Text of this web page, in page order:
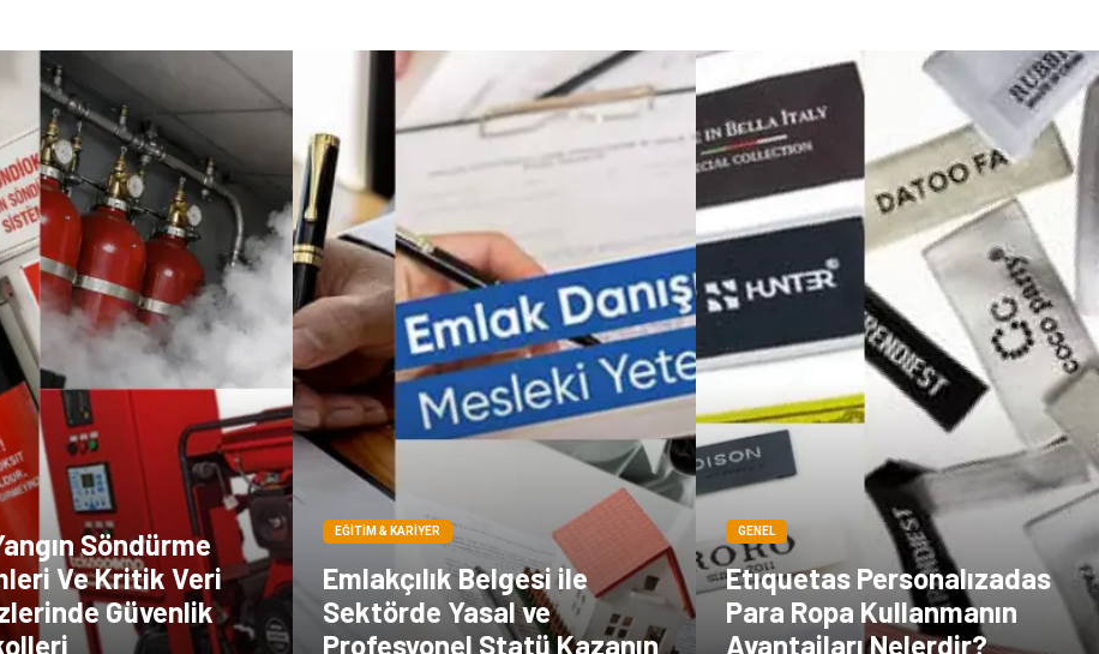
Söndürme
Ve Kritik Veri
Güvenlik
EĞITIM & KARIYER
Emlakçılık Belgesi ile
Sektörde Yasal ve
Profesyonel Statü Kazanın
GENEL
Etıquetas Personalızadas
Para Ropa Kullanmanın
Avantajları Nelerdir?